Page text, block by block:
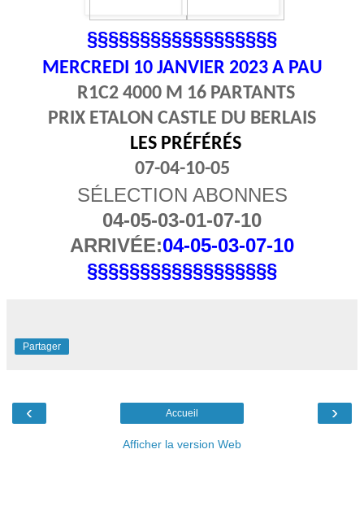
§§§§§§§§§§§§§§§§§§
MERCREDI 10JANVIER 2023 A PAU
R1C2 4000 M 16 PARTANTS
PRIX ETALON CASTLE DU BERLAIS
LES PRÉFÉRÉS
07-04-10-05
SÉLECTION ABONNES
04-05-03-01-07-10
ARRIVÉE:04-05-03-07-10
§§§§§§§§§§§§§§§§§§
Partager
‹ ›
Accueil
Afficher la version Web